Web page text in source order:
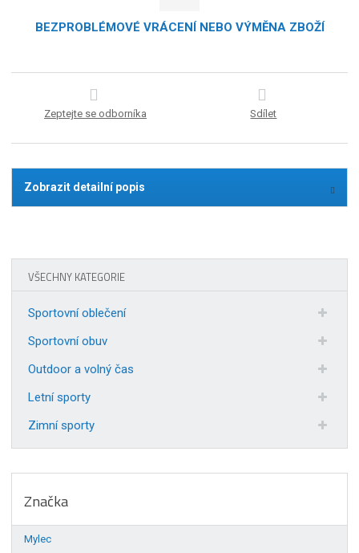
BEZPROBLÉMOVÉ VRÁCENÍ NEBO VÝMĚNA ZBOŽÍ
Zeptejte se odborníka Sdílet
Zobrazit detailní popis
VŠECHNY KATEGORIE
Sportovní oblečení
Sportovní obuv
Outdoor a volný čas
Letní sporty
Zimní sporty
Značka
Mylec